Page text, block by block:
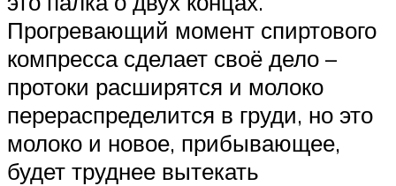
Прогревающий момент спиртового
компресса сделает своё дело –
протоки расширятся и молоко
перераспределится в груди, но это
молоко и новое, прибывающее,
будет труднее вытекать